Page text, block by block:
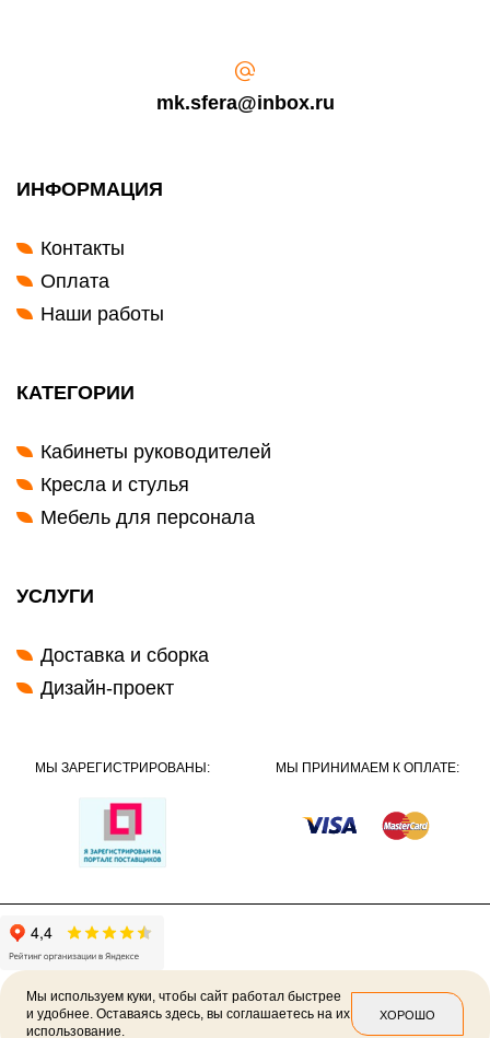
mk.sfera@inbox.ru
ИНФОРМАЦИЯ
Контакты
Оплата
Наши работы
КАТЕГОРИИ
Кабинеты руководителей
Кресла и стулья
Мебель для персонала
УСЛУГИ
Доставка и сборка
Дизайн-проект
МЫ ЗАРЕГИСТРИРОВАНЫ: МЫ ПРИНИМАЕМ К ОПЛАТЕ:
Мы используем куки, чтобы сайт работал быстрее
и удобнее. Оставаясь здесь, вы соглашаетесь на их
использование.
ХОРОШО